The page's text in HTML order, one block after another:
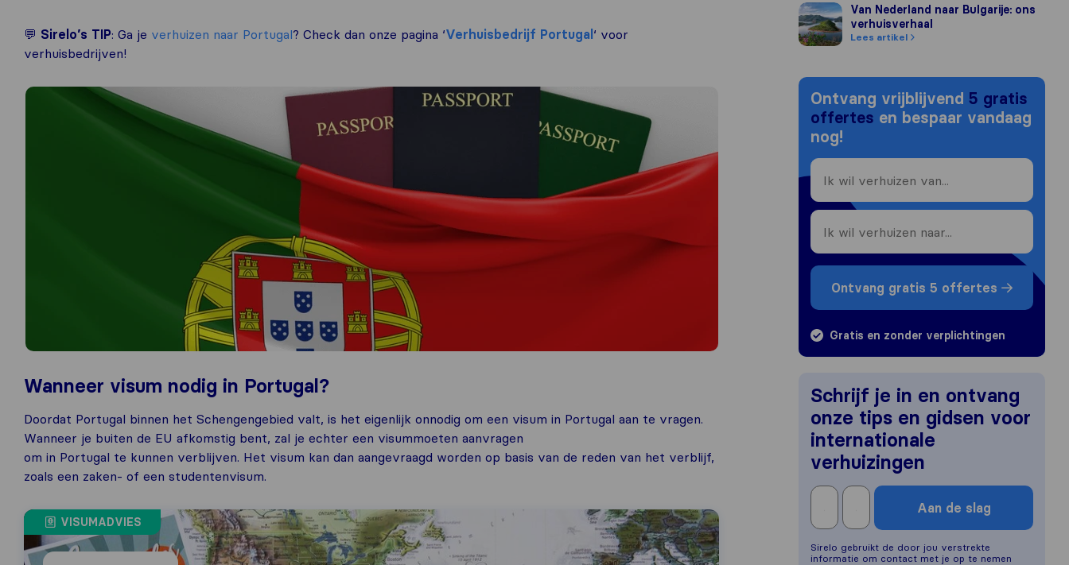
💬 Sirelo’s TIP: Ga je verhuizen naar Portugal? Check dan onze pagina ‘Verhuisbedrijf Portugal ‘ voor
verhuisbedrijven!
Wanneer visum nodig in Portugal?
Doordat Portugal binnen het Schengengebied valt, is het eigenlijk onnodig om een visum in Portugal aan te vragen.
Wanneer je buiten de EU afkomstig bent, zal je echter een visummoeten aanvragen
om in Portugal te kunnen verblijven. Het visum kan dan aangevraagd worden op basis van de reden van het verblijf,
zoals een zaken- of een studentenvisum.
VISUMADVIES
Van Nederland naar Bulgarije: ons
Van Nederland naar Bulgarije: ons
verhuisverhaal
Lees artikel
Ontvang vrijblijvend 5 gratis
offertes en bespaar vandaag
nog!
Ontvang gratis 5 offertes
Gratis en zonder verplichtingen
Schrijf je in en ontvang
onze tips en gidsen voor
internationale
verhuizingen
Aan de slag
Sirelo gebruikt de door jou verstrekte
informatie om contact met je op te nemen